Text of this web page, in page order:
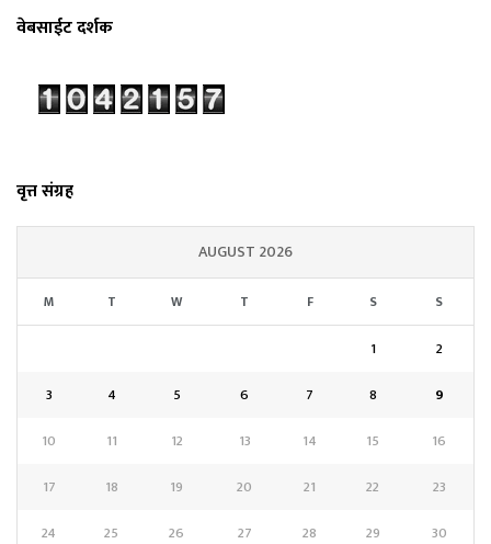
वेबसाईट दर्शक
वृत्त संग्रह
AUGUST 2026
M T W T F S S
1
2
3
4 5 6 7 8
9
10
11 12 13 14 15
16
17
18 19 20 21 22
23
24
25 26 27 28 29 30